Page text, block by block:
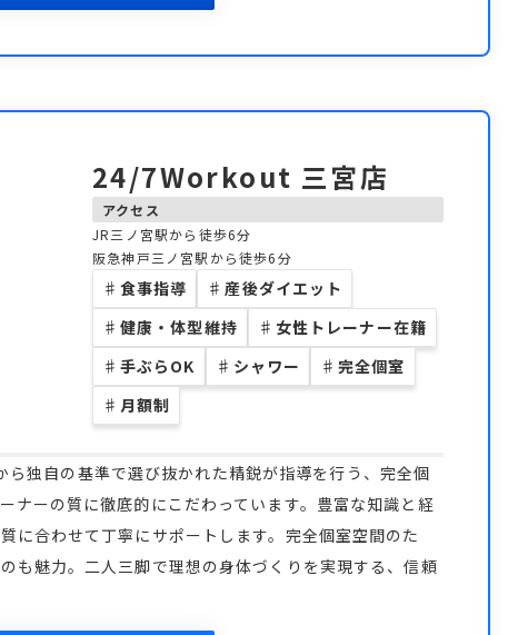
24/7Workout 三宮店
アクセス
JR三ノ宮駅から徒歩6分
阪急神戸三ノ宮駅から徒歩6分
♯ 食事指導 ♯ 産後ダイエット
♯ 健康・体型維持 ♯ 女性トレーナー在籍
♯ 手ぶらOK ♯ シャワー ♯ 完全個室
♯ 月額制
独自の基準で選び抜かれた精鋭が指導を行う、完全個
ナーの質に徹底的にこだわっています。豊富な知識と経
に合わせて丁寧にサポートします。完全個室空間のた
も魅力。二人三脚で理想の身体づくりを実現する、信頼